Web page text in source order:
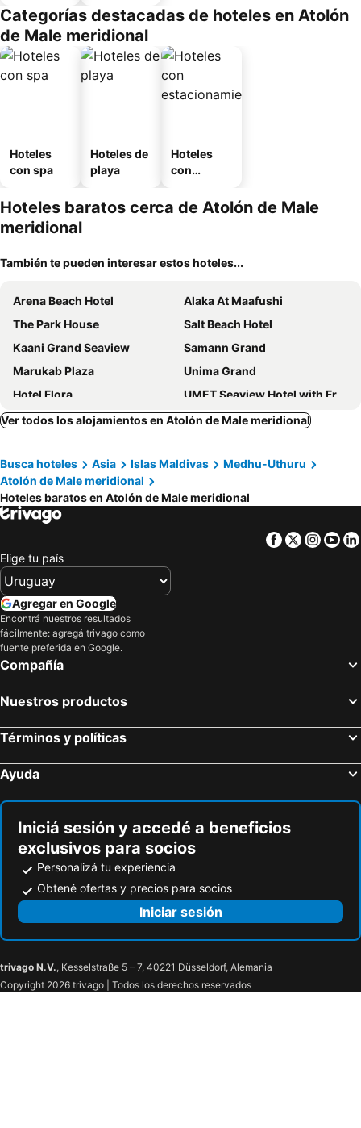
Categorías destacadas de hoteles en Atolón
de Male meridional
Hoteles
con spa
Hoteles de
playa
Hoteles
con
miento
Hoteles baratos cerca de Atolón de Male
meridional
También te pueden interesar estos hoteles...
Arena Beach Hotel
Alaka At Maafushi
The Park House
Salt Beach Hotel
Kaani Grand Seaview
Samann Grand
Marukab Plaza
Unima Grand
Hotel Flora
UMET Seaview Hotel with Free Roundtrip Airport Pick up and drop off
Dreams Grand
Beach Hotel Guraidhoo
Pearlshine Retreat Maldives
Ayala Ocean View
Ver todos los alojamientos en Atolón de Male meridional
Busca hoteles Asia Islas Maldivas
Medhu-Uthuru
Atolón de Male meridional
Hoteles baratos en Atolón de Male meridional
Facebook
Twitter
Elige tu país
Agregar en Google
Encontrá nuestros resultados
fácilmente: agregá trivago como
fuente preferida en Google.
Compañía
Nuestros productos
Términos y políticas
Ayuda
Iniciá sesión y accedé a beneficios
exclusivos para socios
Personalizá tu experiencia
Obtené ofertas y precios para socios
Iniciar sesión
trivago N.V., Kesselstraße 5 – 7, 40221 Düsseldorf, Alemania
Copyright 2026 trivago | Todos los derechos reservados